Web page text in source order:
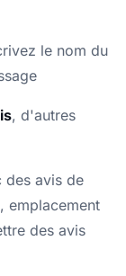
le nom du
, d'autres
des avis de
emplacement
des avis